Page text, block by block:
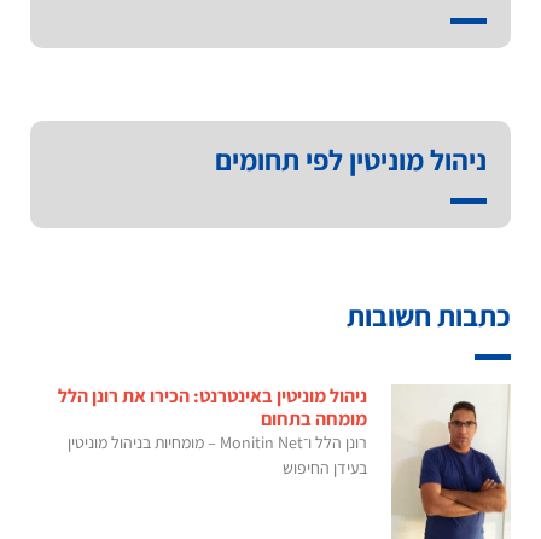
ניהול מוניטין לפי תחומים
כתבות חשובות
ניהול מוניטין באינטרנט: הכירו את רונן הלל
מומחה בתחום
רונן הלל ו־Monitin Net – מומחיות בניהול מוניטין
בעידן החיפוש